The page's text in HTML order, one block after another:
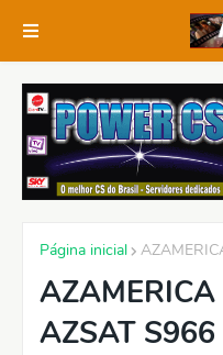
Página inicial
AZSAT